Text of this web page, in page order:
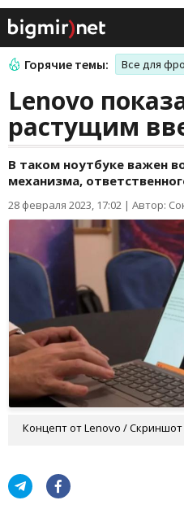
Горячие темы: Все для
Lenovo
растущим
В таком ноутбуке важен
механизма,
28 февраля 2023, 17:02 | Автор:
Концепт от Lenovo / Скриншот